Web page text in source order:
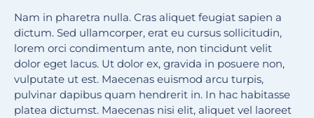
Nam in pharetra nulla. Cras aliquet feugiat sapien a
dictum. Sed ullamcorper, erat eu cursus sollicitudin,
lorem orci condimentum ante, non tincidunt velit
dolor eget lacus. Ut dolor ex, gravida in posuere non,
vulputate ut est. Maecenas euismod arcu turpis,
pulvinar dapibus quam hendrerit in. In hac habitasse
platea dictumst. Maecenas nisi elit, aliquet vel laoreet